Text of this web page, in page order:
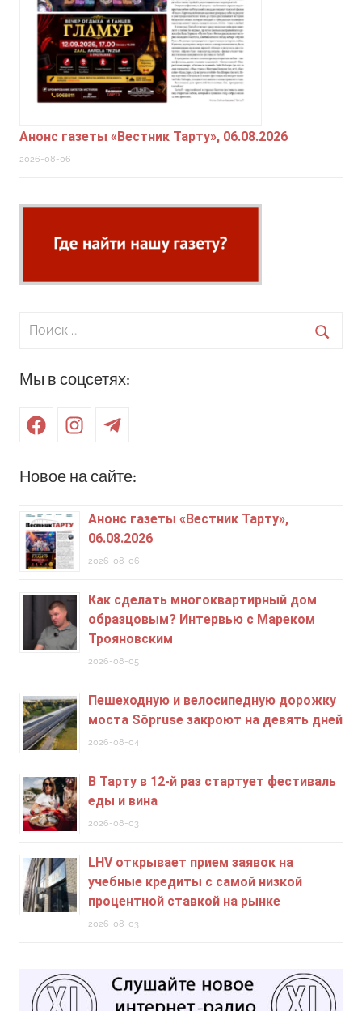
Анонс газеты «Вестник Тарту», 06.08.2026
2026-08-06
Поиск
Мы в соцсетях:
FacebookInstagramTelegram
Новое на сайте:
Анонс газеты «Вестник Тарту»,
06.08.2026
2026-08-06
Как сделать многоквартирный дом
образцовым? Интервью с Мареком
Трояновским
2026-08-05
Пешеходную и велосипедную дорожку
моста Sõpruse закроют на девять дней
2026-08-04
В Тарту в 12-й раз стартует фестиваль
еды и вина
2026-08-03
LHV открывает прием заявок на
учебные кредиты c самой низкой
процентной ставкой на рынке
2026-08-03